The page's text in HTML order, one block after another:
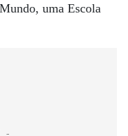
uma Escola